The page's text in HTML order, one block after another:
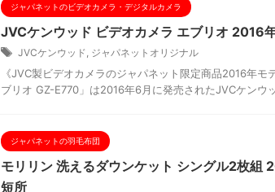
ジャパネットのビデオカメラ・デジタルカメラ
JVCケンウッド ビデオカメラ エブリオ 2016
JVCケンウッド, ジャパネットオリジナル
《JVC製ビデオカメラのジャパネット限定商品2016年
ブリオ GZ-E770」は2016年6月に発売されたJVCケンウ
ジャパネットの羽毛布団
モリリン 洗えるダウンケット シングル2枚組
短所